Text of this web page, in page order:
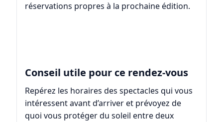
réservations propres à la prochaine édition.
Conseil utile pour ce rendez-vous
Repérez les horaires des spectacles qui vous
intéressent avant d’arriver et prévoyez de
quoi vous protéger du soleil entre deux